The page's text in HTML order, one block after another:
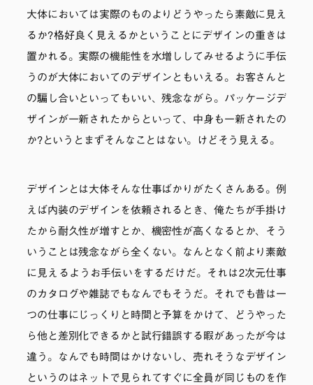
大体においては実際のものよりどうやったら素敵に見え
るか?格好良く見えるかということにデザインの重きは
置かれる。実際の機能性を水増ししてみせるように手伝
うのが大体においてのデザインともいえる。お客さんと
の騙し合いといってもいい、残念ながら。パッケージデ
ザインが一新されたからといって、中身も一新されたの
か?というとまずそんなことはない。けどそう見える。
デザインとは大体そんな仕事ばかりがたくさんある。例
えば内装のデザインを依頼されるとき、俺たちが手掛け
たから耐久性が増すとか、機密性が高くなるとか、そう
いうことは残念ながら全くない。なんとなく前より素敵
に見えるようお手伝いをするだけだ。それは2次元仕事
のカタログや雑誌でもなんでもそうだ。それでも昔は一
つの仕事にじっくりと時間と予算をかけて、どうやった
ら他と差別化できるかと試行錯誤する暇があったが今は
違う。なんでも時間はかけないし、売れそうなデザイン
というのはネットで見られてすぐに全員が同じものを作